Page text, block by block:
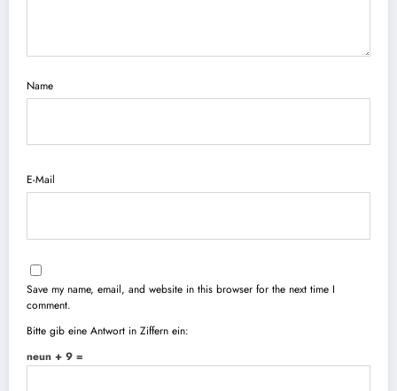
Name
E-Mail
Save my name, email, and website in this browser for the next time I
comment.
Bitte gib eine Antwort in Ziffern ein:
neun + 9 =